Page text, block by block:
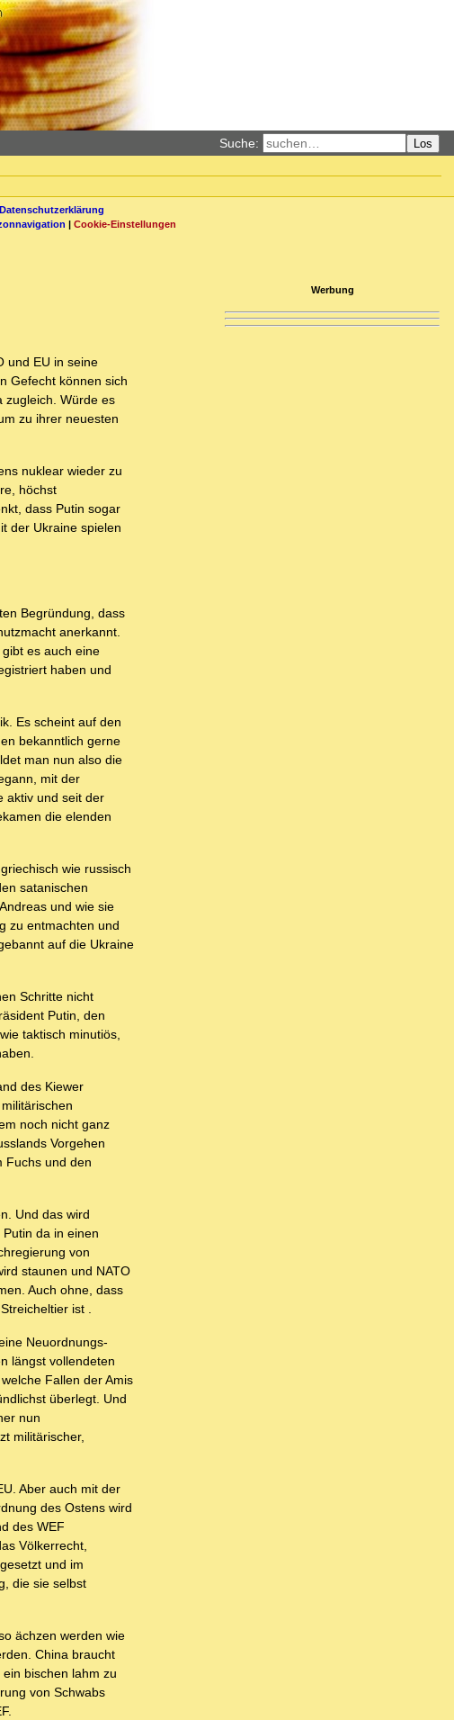
Suche: Los
Datenschutzerklärung
| Cookie-Einstellungen
und EU in seine
Gefecht können sich
zugleich. Würde es
zu ihrer neuesten
nuklear wieder zu
höchst
dass Putin sogar
der Ukraine spielen
Begründung, dass
anerkannt.
es auch eine
haben und
Es scheint auf den
bekanntlich gerne
man nun also die
mit der
aktiv und seit der
die elenden
wie russisch
satanischen
und wie sie
zu entmachten und
auf die Ukraine
Schritte nicht
Putin, den
taktisch minutiös,
des Kiewer
noch nicht ganz
Vorgehen
Fuchs und den
Und das wird
da in einen
von
staunen und NATO
Auch ohne, dass
ist .
Neuordnungs-
längst vollendeten
Fallen der Amis
überlegt. Und
nun
militärischer,
Aber auch mit der
des Ostens wird
des WEF
Völkerrecht,
und im
die sie selbst
ächzen werden wie
China braucht
bischen lahm zu
von Schwabs
Werbung